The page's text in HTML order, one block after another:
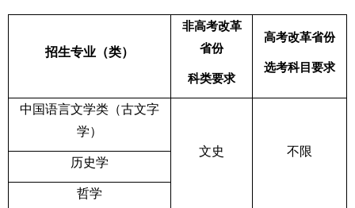
招生专业（类）
非高考改革
省份
科类要求
高考改革省份
选考科目要求
中国语言文学类（古文字
学）
文史
不限
历史学
哲学